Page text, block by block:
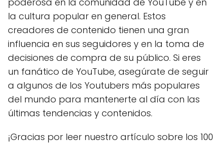
la cultura popular en general. Estos
creadores de contenido tienen una gran
influencia en sus seguidores y en la toma de
decisiones de compra de su público. Si eres
un fanático de YouTube, asegúrate de seguir
a algunos de los Youtubers más populares
del mundo para mantenerte al día con las
últimas tendencias y contenidos.
¡Gracias por leer nuestro artículo sobre los 100